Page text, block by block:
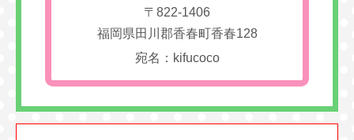
〒822-1406
福岡県田川郡香春町香春128
宛名：kifucoco